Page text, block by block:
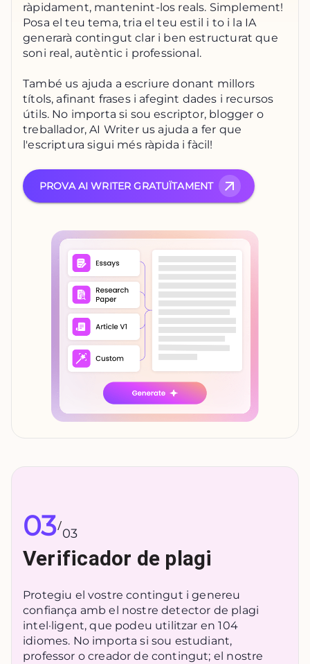
ràpidament, mantenint-los reals. Simplement!
Posa el teu tema, tria el teu estil i to i la IA
generarà contingut clar i ben estructurat que
soni real, autèntic i professional.
També us ajuda a escriure donant millors
títols, afinant frases i afegint dades i recursos
útils. No importa si sou escriptor, blogger o
treballador, AI Writer us ajuda a fer que
l'escriptura sigui més ràpida i fàcil!
PROVA AI WRITER GRATUÏTAMENT
03/
03
Verificador de plagi
Protegiu el vostre contingut i genereu
confiança amb el nostre detector de plagi
intel·ligent, que podeu utilitzar en 104
idiomes. No importa si sou estudiant,
professor o creador de contingut; el nostre